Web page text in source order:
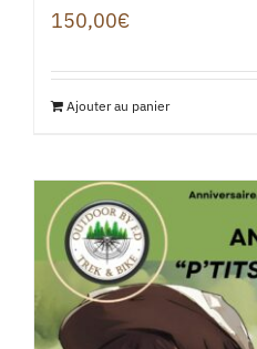
150,00€
Ajouter au panier